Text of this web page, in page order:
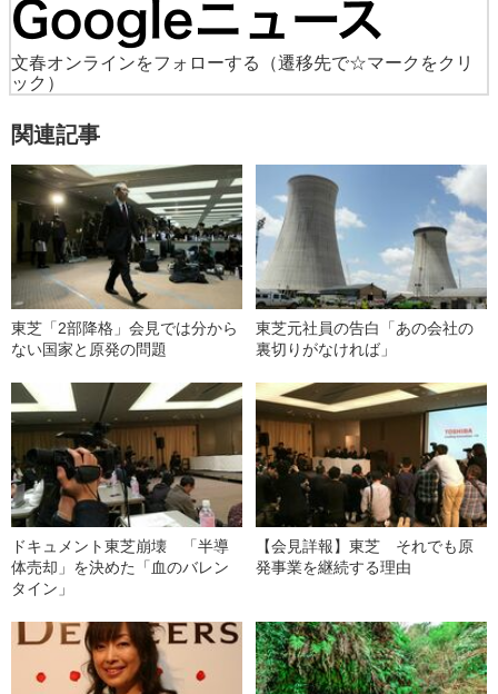
文春オンラインをフォローする
（遷移先で☆マークをクリ
ック）
関連記事
東芝「2部降格」会見では分から
ない国家と原発の問題
東芝元社員の告白「あの会社の
裏切りがなければ」
ドキュメント東芝崩壊 「半導
体売却」を決めた「血のバレン
タイン」
【会見詳報】東芝 それでも原
発事業を継続する理由